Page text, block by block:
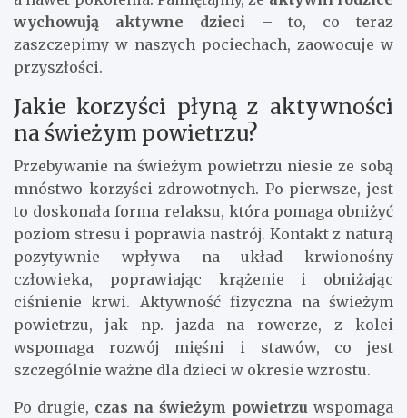
wychowują aktywne dzieci – to, co teraz
zaszczepimy w naszych pociechach, zaowocuje w
przyszłości.
Jakie korzyści płyną z aktywności
na świeżym powietrzu?
Przebywanie na świeżym powietrzu niesie ze sobą
mnóstwo korzyści zdrowotnych. Po pierwsze, jest
to doskonała forma relaksu, która pomaga obniżyć
poziom stresu i poprawia nastrój. Kontakt z naturą
pozytywnie wpływa na układ krwionośny
człowieka, poprawiając krążenie i obniżając
ciśnienie krwi. Aktywność fizyczna na świeżym
powietrzu, jak np. jazda na rowerze, z kolei
wspomaga rozwój mięśni i stawów, co jest
szczególnie ważne dla dzieci w okresie wzrostu.
Po drugie, czas na świeżym powietrzu wspomaga